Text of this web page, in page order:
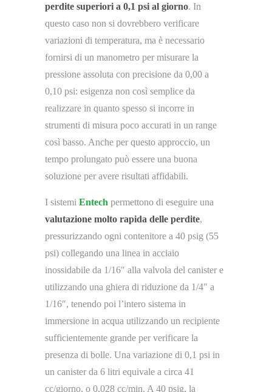
perdite superiori a 0,1 psi al giorno. In
questo caso non si dovrebbero verificare
variazioni di temperatura, ma è necessario
fornirsi di un manometro per misurare la
pressione assoluta con precisione da 0,00 a
0,10 psi: esigenza non così semplice da
realizzare in quanto spesso si incorre in
strumenti di misura poco accurati in un range
così basso. Anche per questo approccio, un
tempo prolungato può essere una buona
soluzione per avere risultati affidabili.
I sistemi Entech permettono di eseguire una
valutazione molto rapida delle perdite,
pressurizzando ogni contenitore a 40 psig (55
psi) collegando una linea in acciaio
inossidabile da 1/16″ alla valvola del canister e
utilizzando una ghiera di riduzione da 1/4″ a
1/16″, tenendo poi l’intero sistema in
immersione in acqua utilizzando un recipiente
sufficientemente grande per verificare la
presenza di bolle. Una variazione di 0,1 psi in
un canister da 6 litri equivale a circa 41
cc/giorno, o 0,028 cc/min. A 40 psig, la